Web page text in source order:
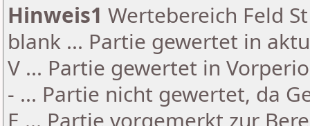
Hinweis1 Wertebereich Feld
blank ... Partie gewertet in
V ... Partie gewertet in
- ... Partie nicht gewertet, da
E ... Partie vorgemerkt zur